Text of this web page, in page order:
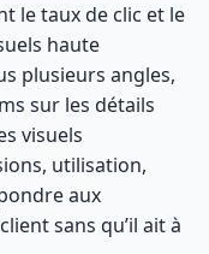
le taux de clic et le
haute
plusieurs angles,
sur les détails
visuels
utilisation,
aux
sans qu’il ait à